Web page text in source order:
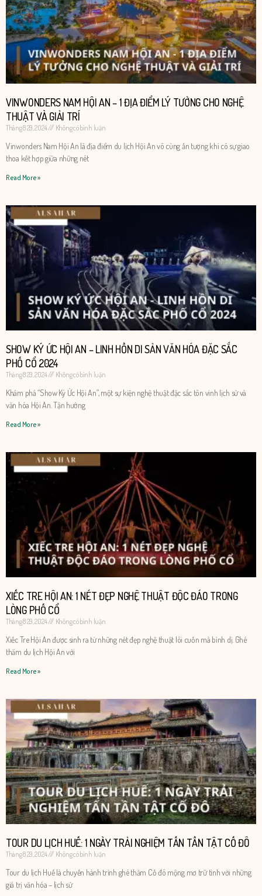
VINWONDERS NAM HỘI AN – 1 ĐỊA ĐIỂM LÝ TƯỞNG CHO NGHỆ
THUẬT VÀ GIẢI TRÍ
Tháng 8 29, 2024 Không có bình luận
Vinwonders Nam Hội An là địa điểm du lịch Hội An vô cùng ấn tượng khi có sự giao
thoa kết hợp giữa những nét
Read More »
SHOW KÝ ỨC HỘI AN – LINH HỒN DI SẢN VĂN HÓA ĐẶC SẮC
PHỐ CỔ 2024
Tháng 8 29, 2024 Không có bình luận
Khám phá “Show Ký Ức Hội An”, một sự kiện nghệ thuật đặc sắc tôn vinh lịch sử và
văn hóa Hội An. Tận hưởng
Read More »
XIẾC TRE HỘI AN: 1 NÉT ĐẸP NGHỆ THUẬT ĐỘC ĐÁO TRONG
LÒNG PHỐ CỔ
Tháng 8 29, 2024 Không có bình luận
Xiếc Tre Hội An được sinh ra từ những nét đẹp nghệ thuật lôi cuốn mà bình dị. Ghé
thăm du lịch Hội An với
Read More »
TOUR DU LỊCH HUẾ: 1 NGÀY TRẢI NGHIỆM TẤN TẦN TẬT CỐ ĐÔ
Tháng 8 29, 2024 Không có bình luận
Tour du lịch Huế là chuyến hành trình ghé thăm Cố đô mộng mơ trữ tình với những
giá trị văn hóa – lịch sử